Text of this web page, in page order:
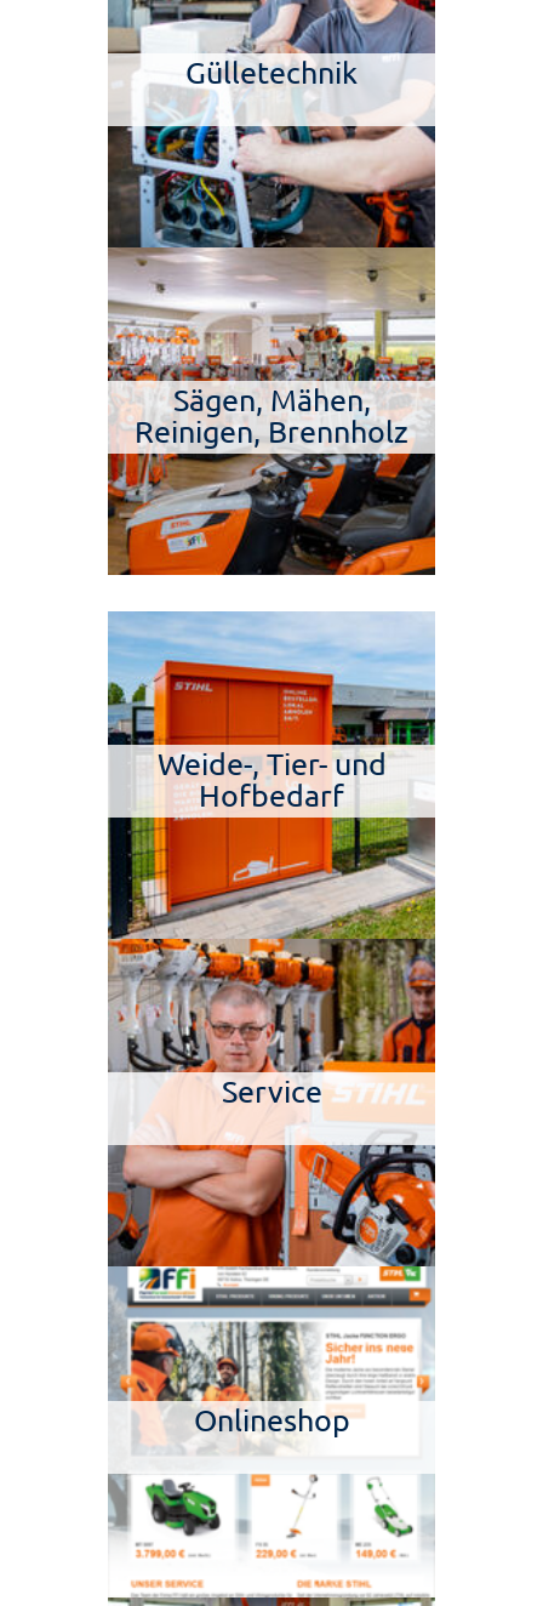
Gülletechnik
Sägen, Mähen,
Reinigen, Brennholz
Weide-, Tier- und
Hofbedarf
Service
Onlineshop